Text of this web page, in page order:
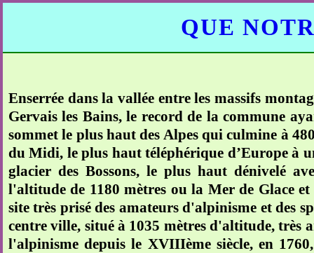
QUE
Enserrée dans la vallée entre les massifs
Gervais les Bains, le record de la commune
sommet le plus haut des Alpes qui culmine à
du Midi, le plus haut téléphérique d’Europe à
glacier des Bossons, le plus haut dénivelé
l'altitude de 1180 mètres ou la Mer de Glace
site très prisé des amateurs d'alpinisme et des
centre ville, situé à 1035 mètres d'altitude, très
l'alpinisme depuis le XVIIIème siècle, en